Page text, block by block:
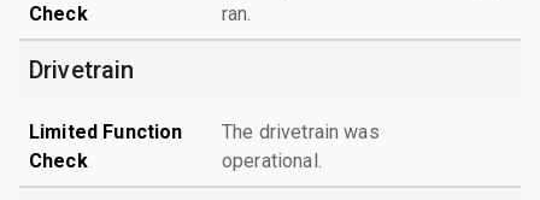
Check
ran.
Drivetrain
Limited Function
Check
The drivetrain was
operational.